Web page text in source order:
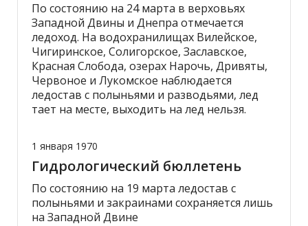
По состоянию на 24 марта в верховьях
Западной Двины и Днепра отмечается
ледоход. На водохранилищах Вилейское,
Чигиринское, Солигорское, Заславское,
Красная Слобода, озерах Нарочь, Дривяты,
Червоное и Лукомское наблюдается
ледостав с полыньями и разводьями, лед
тает на месте, выходить на лед нельзя.
1 января 1970
Гидрологический бюллетень
По состоянию на 19 марта ледостав с
полыньями и закраинами сохраняется лишь
на Западной Двине